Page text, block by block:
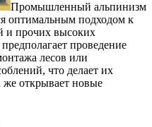
Промышленный альпинизм
оптимальным подходом к
и прочих высоких
проведение
лесов или
что делает их
же открывает новые